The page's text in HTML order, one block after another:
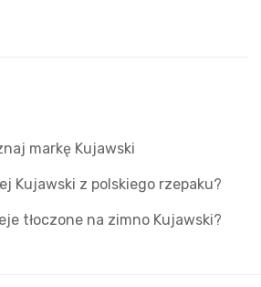
markę Kujawski
Kujawski z polskiego rzepaku?
tłoczone na zimno Kujawski?